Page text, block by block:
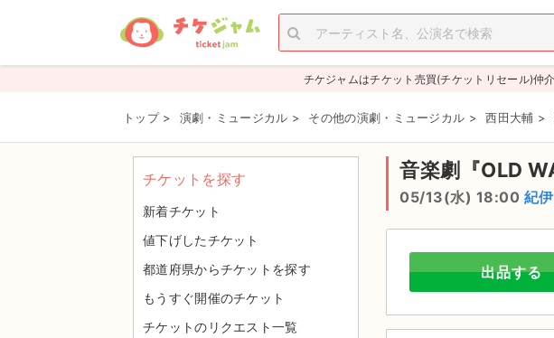
チケジャムはチケット売買(チケットリセール)仲
トップ > 演劇・ミュージカル > その他の演劇・ミュージカル > 西田大輔 >
音楽劇『OLD
05/13(水) 18:00 紀
出品する
チケットを探す
新着チケット
値下げしたチケット
都道府県からチケットを探す
もうすぐ開催のチケット
チケットのリクエスト一覧